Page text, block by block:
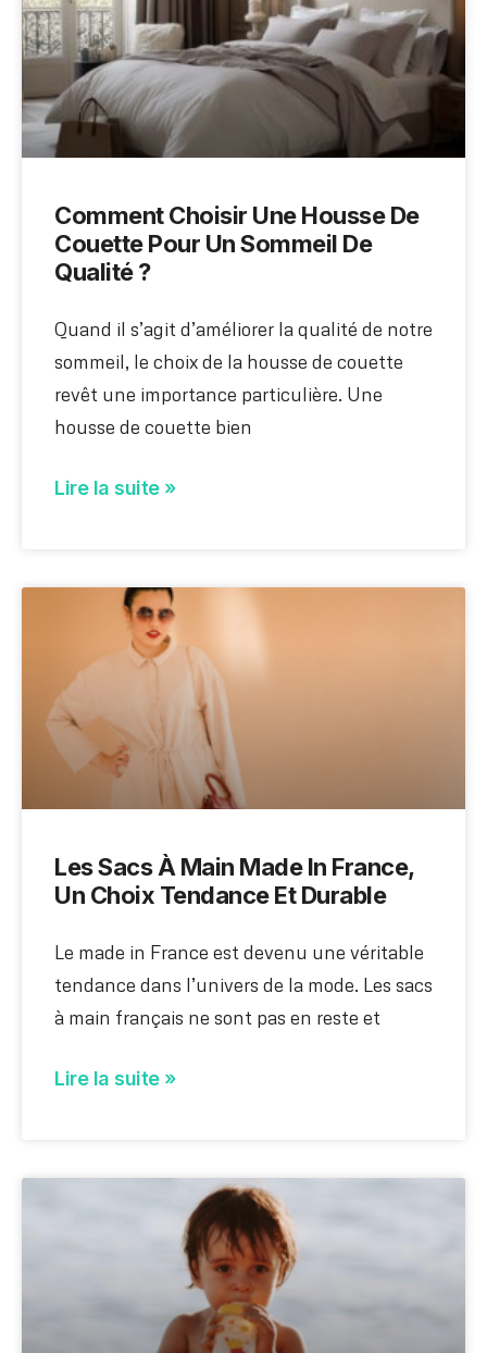
Comment Choisir Une Housse De
Couette Pour Un Sommeil De
Qualité ?
Quand il s’agit d’améliorer la qualité de notre
sommeil, le choix de la housse de couette
revêt une importance particulière. Une
housse de couette bien
Lire la suite »
Les Sacs À Main Made In France,
Un Choix Tendance Et Durable
Le made in France est devenu une véritable
tendance dans l’univers de la mode. Les sacs
à main français ne sont pas en reste et
Lire la suite »